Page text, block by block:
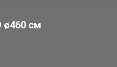
ø460 см